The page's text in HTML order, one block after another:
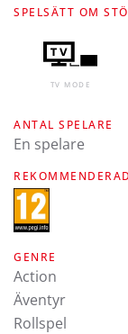
SPELSÄTT OM
TV MODE
ANTAL SPELARE
En spelare
GENRE
Action
Äventyr
Rollspel